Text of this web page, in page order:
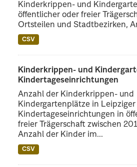
Kinderkrippen- und
öffentlicher oder freier
Ortsteilen und Stadtbezirken,
CSV
Kinderkrippen- und
Kindertageseinrichtungen
Anzahl der Kinderkrippen- und
Kindergartenplätze in Leipziger
Kindertageseinrichtungen in
freier Trägerschaft zwischen
Anzahl der Kinder im...
CSV